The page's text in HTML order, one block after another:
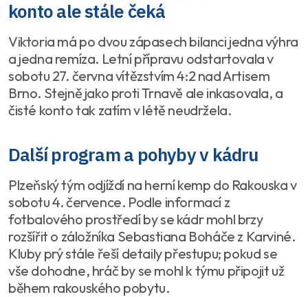
konto ale stále čeká
Viktoria má po dvou zápasech bilanci jedna výhra
a jedna remíza. Letní přípravu odstartovala v
sobotu 27. června vítězstvím 4:2 nad Artisem
Brno. Stejně jako proti Trnavě ale inkasovala, a
čisté konto tak zatím v létě neudržela.
Další program a pohyby v kádru
Plzeňský tým odjíždí na herní kemp do Rakouska v
sobotu 4. července. Podle informací z
fotbalového prostředí by se kádr mohl brzy
rozšířit o záložníka Sebastiana Boháče z Karviné.
Kluby prý stále řeší detaily přestupu; pokud se
vše dohodne, hráč by se mohl k týmu připojit už
během rakouského pobytu.